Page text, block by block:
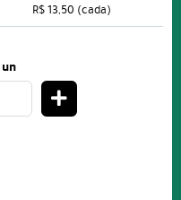
R$ 13,50 (cada)